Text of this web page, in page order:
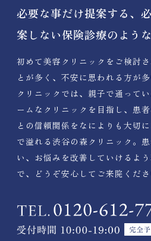
必要な事だけ提案する、
案しない保険診療のよう
初めて美容クリニックをご検討
とが多く、不安に思われる方が
クリニックでは、親子で通って
ームなクリニックを目指し、患
との信頼関係をなによりも大切
で溢れる渋谷の森クリニック。
い、お悩みを改善していけるよ
で、どうぞ安心してご来院くださ